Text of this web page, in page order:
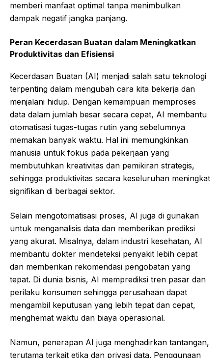
memberi manfaat optimal tanpa menimbulkan
dampak negatif jangka panjang.
Peran Kecerdasan Buatan dalam Meningkatkan
Produktivitas dan Efisiensi
Kecerdasan Buatan (AI) menjadi salah satu teknologi
terpenting dalam mengubah cara kita bekerja dan
menjalani hidup. Dengan kemampuan memproses
data dalam jumlah besar secara cepat, AI membantu
otomatisasi tugas-tugas rutin yang sebelumnya
memakan banyak waktu. Hal ini memungkinkan
manusia untuk fokus pada pekerjaan yang
membutuhkan kreativitas dan pemikiran strategis,
sehingga produktivitas secara keseluruhan meningkat
signifikan di berbagai sektor.
Selain mengotomatisasi proses, AI juga di gunakan
untuk menganalisis data dan memberikan prediksi
yang akurat. Misalnya, dalam industri kesehatan, AI
membantu dokter mendeteksi penyakit lebih cepat
dan memberikan rekomendasi pengobatan yang
tepat. Di dunia bisnis, AI memprediksi tren pasar dan
perilaku konsumen sehingga perusahaan dapat
mengambil keputusan yang lebih tepat dan cepat,
menghemat waktu dan biaya operasional.
Namun, penerapan AI juga menghadirkan tantangan,
terutama terkait etika dan privasi data. Penggunaan